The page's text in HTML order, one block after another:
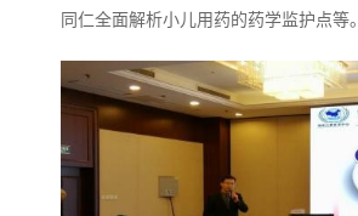
同仁全面解析小儿用药的药学监护点等。